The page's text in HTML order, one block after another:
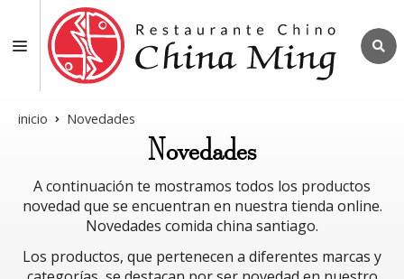
inicio Novedades
Novedades
A continuación te mostramos todos los productos
novedad que se encuentran en nuestra tienda online.
Novedades comida china santiago.
Los productos, que pertenecen a diferentes marcas y